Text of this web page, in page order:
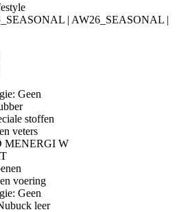
| AW26_SEASONAL |
Geen
stoffen
veters
MENERGI W
voering
Geen
leer